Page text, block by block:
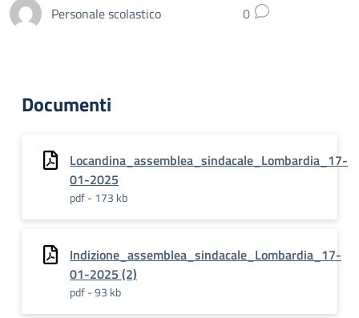
Personale scolastico 0
Documenti
Locandina_assemblea_sindacale_Lombardia_17-
01-2025
pdf - 173 kb
Indizione_assemblea_sindacale_Lombardia_17-
01-2025 (2)
pdf - 93 kb